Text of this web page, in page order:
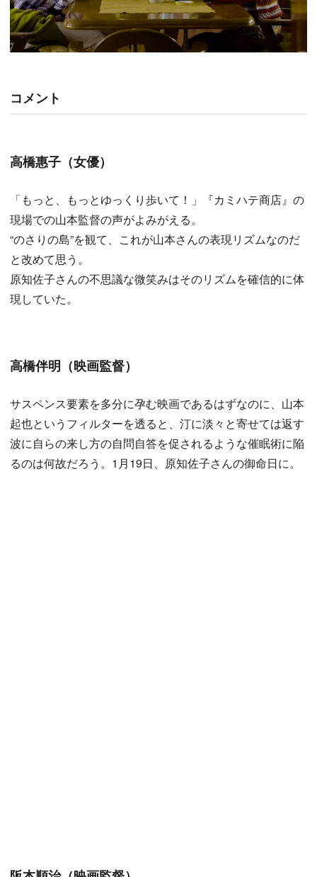
コメント
高橋惠子（女優）
「もっと、もっとゆっくり歩いて！」『カミハテ商店』の
現場での山本監督の声がよみがえる。
“のさりの島”を観て、これが山本さんの表現リズムなのだ
と改めて思う。
原知佐子さんの不思議な微笑みはそのリズムを確信的に体
現していた。
高橋伴明（映画監督）
サスペンス要素を多分に孕む映画であるはずなのに、山本
起也というフィルターを透ると、汀に淡々と寄せては返す
波に自らの来し方の自問自答を促されるような催眠術に陥
るのは何故だろう。1月19日、原知佐子さんの御命日に。